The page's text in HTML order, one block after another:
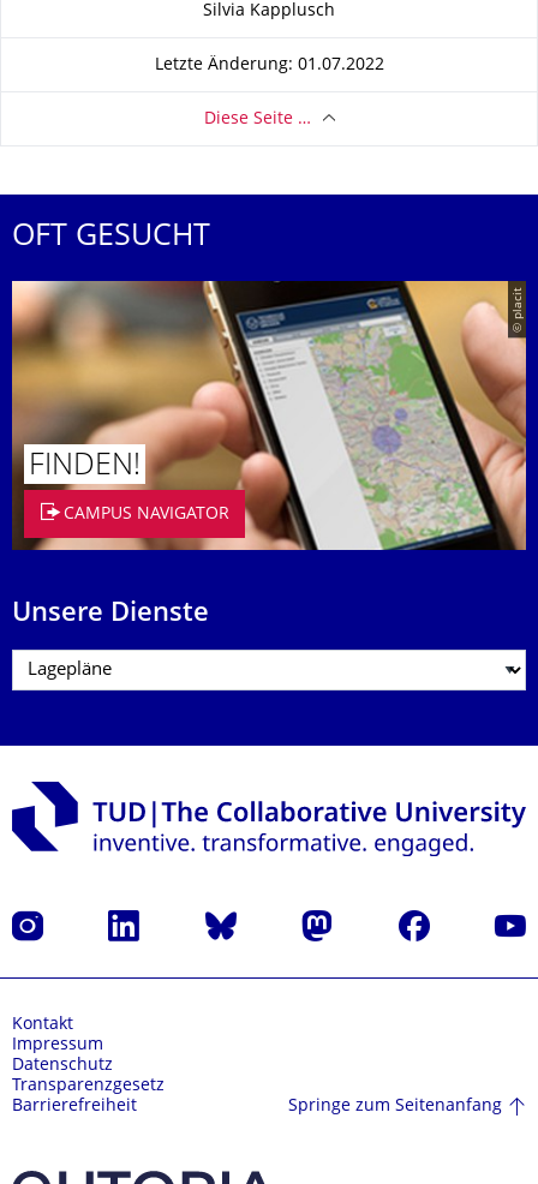
Silvia Kapplusch
Letzte Änderung: 01.07.2022
Diese Seite …
OFT GESUCHT
© placit
FINDEN!
CAMPUS NAVIGATOR
Unsere Dienste
Instagram LinkedIn Bluesky Mastodon Facebook
Kontakt
Impressum
Datenschutz
Transparenzgesetz
Barrierefreiheit
Springe zum Seitenanfang